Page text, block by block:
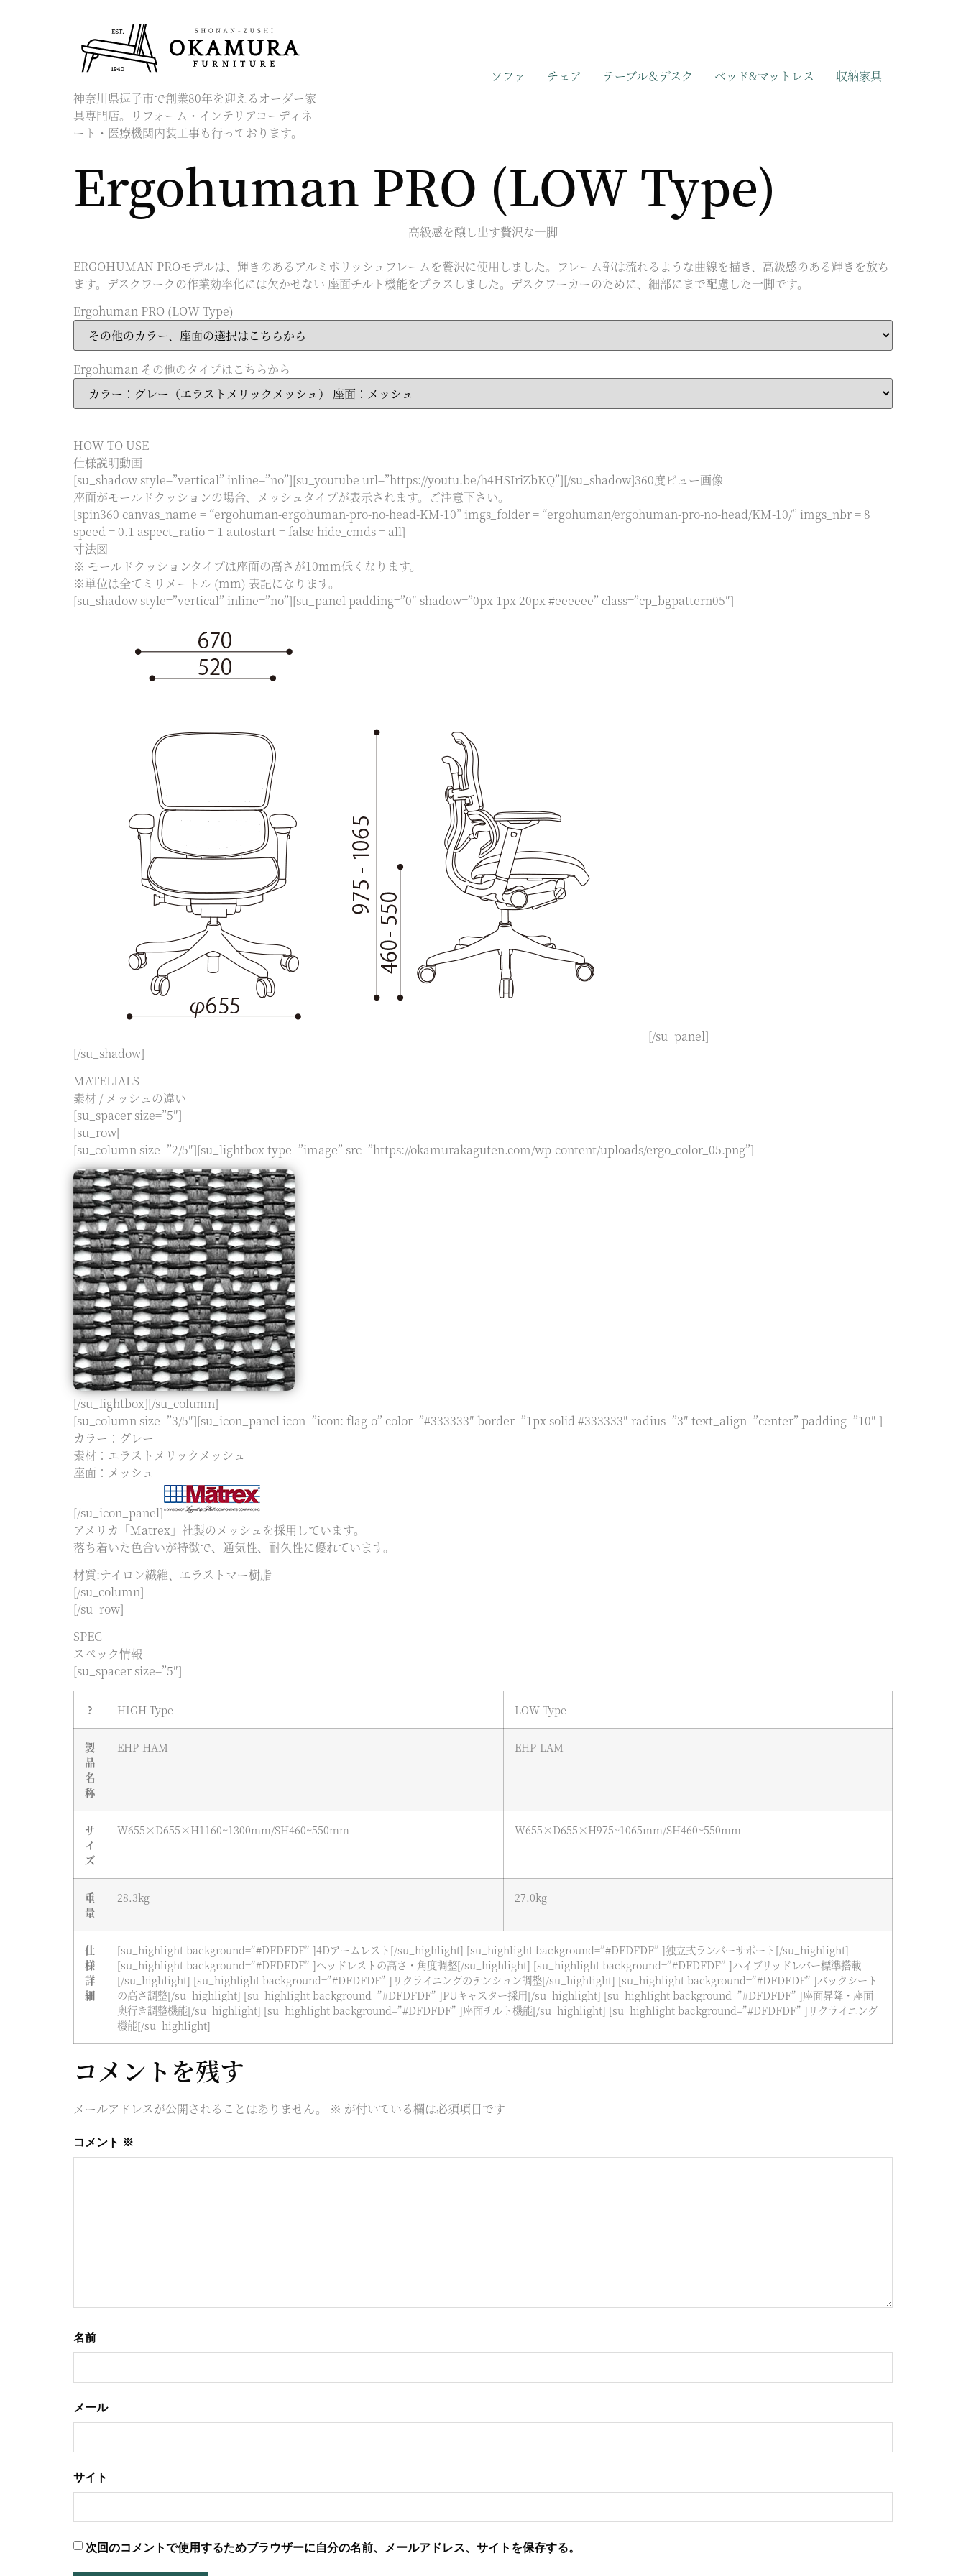
神奈川県逗子市で創業80年を迎えるオーダー家
具専門店。リフォーム・インテリアコーディネ
ート・医療機関内装工事も行っております。
ソファ チェア テーブル＆デスク ベッド&マットレス 収納家具
Ergohuman PRO (LOW Type)
高級感を醸し出す贅沢な一脚
ERGOHUMAN PROモデルは、輝きのあるアルミポリッシュフレームを贅沢に使用しました。フレーム部は流れるような曲線を描き、高級感のある輝きを放ち
ます。デスクワークの作業効率化には欠かせない 座面チルト機能をプラスしました。デスクワーカーのために、細部にまで配慮した一脚です。
Ergohuman PRO (LOW Type)
Ergohuman その他のタイプはこちらから
HOW TO USE
仕様説明動画
[su_shadow style=”vertical” inline=”no”][su_youtube url=”https://youtu.be/h4HSIriZbKQ”][/su_shadow]360度ビュー画像
座面がモールドクッションの場合、メッシュタイプが表示されます。ご注意下さい。
[spin360 canvas_name = “ergohuman-ergohuman-pro-no-head-KM-10” imgs_folder = “ergohuman/ergohuman-pro-no-head/KM-10/” imgs_nbr = 8
speed = 0.1 aspect_ratio = 1 autostart = false hide_cmds = all]
寸法図
※ モールドクッションタイプは座面の高さが10mm低くなります。
※単位は全てミリメートル (mm) 表記になります。
[su_shadow style=”vertical” inline=”no”][su_panel padding=”0″ shadow=”0px 1px 20px #eeeeee” class=”cp_bgpattern05″]
[/su_panel]
[/su_shadow]
MATELIALS
素材 / メッシュの違い
[su_spacer size=”5″]
[su_row]
[su_column size=”2/5″][su_lightbox type=”image” src=”https://okamurakaguten.com/wp-content/uploads/ergo_color_05.png”]
[/su_lightbox][/su_column]
[su_column size=”3/5″][su_icon_panel icon=”icon: flag-o” color=”#333333″ border=”1px solid #333333″ radius=”3″ text_align=”center” padding=”10″ ]
カラー：グレー
素材：エラストメリックメッシュ
座面：メッシュ
[/su_icon_panel]
アメリカ「Matrex」社製のメッシュを採用しています。
落ち着いた色合いが特徴で、通気性、耐久性に優れています。
材質:ナイロン繊維、エラストマー樹脂
[/su_column]
[/su_row]
SPEC
スペック情報
[su_spacer size=”5″]
? HIGH Type LOW Type
製
品
名
称
EHP-HAM EHP-LAM
サ
イ
ズ
W655×D655×H1160~1300mm/SH460~550mm W655×D655×H975~1065mm/SH460~550mm
重
量
28.3kg 27.0kg
仕
様
詳
細
[su_highlight background=”#DFDFDF” ]4Dアームレスト[/su_highlight] [su_highlight background=”#DFDFDF” ]独立式ランバーサポート[/su_highlight]
[su_highlight background=”#DFDFDF” ]ヘッドレストの高さ・角度調整[/su_highlight] [su_highlight background=”#DFDFDF” ]ハイブリッドレバー標準搭載
[/su_highlight] [su_highlight background=”#DFDFDF” ]リクライニングのテンション調整[/su_highlight] [su_highlight background=”#DFDFDF” ]バックシート
の高さ調整[/su_highlight] [su_highlight background=”#DFDFDF” ]PUキャスター採用[/su_highlight] [su_highlight background=”#DFDFDF” ]座面昇降・座面
奥行き調整機能[/su_highlight] [su_highlight background=”#DFDFDF” ]座面チルト機能[/su_highlight] [su_highlight background=”#DFDFDF” ]リクライニング
機能[/su_highlight]
コメントを残す
メールアドレスが公開されることはありません。 ※ が付いている欄は必須項目です
コメント ※
名前
メール
サイト
次回のコメントで使用するためブラウザーに自分の名前、メールアドレス、サイトを保存する。